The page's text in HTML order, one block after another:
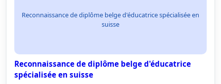
Reconnaissance de diplôme belge d'éducatrice spécialisée en
suisse
Reconnaissance de diplôme belge d'éducatrice
spécialisée en suisse